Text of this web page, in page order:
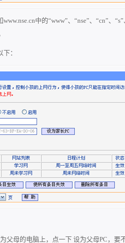
中的“www”、“nse”、“cn”、
：
父母的电脑上，点一下 设为父母PC，